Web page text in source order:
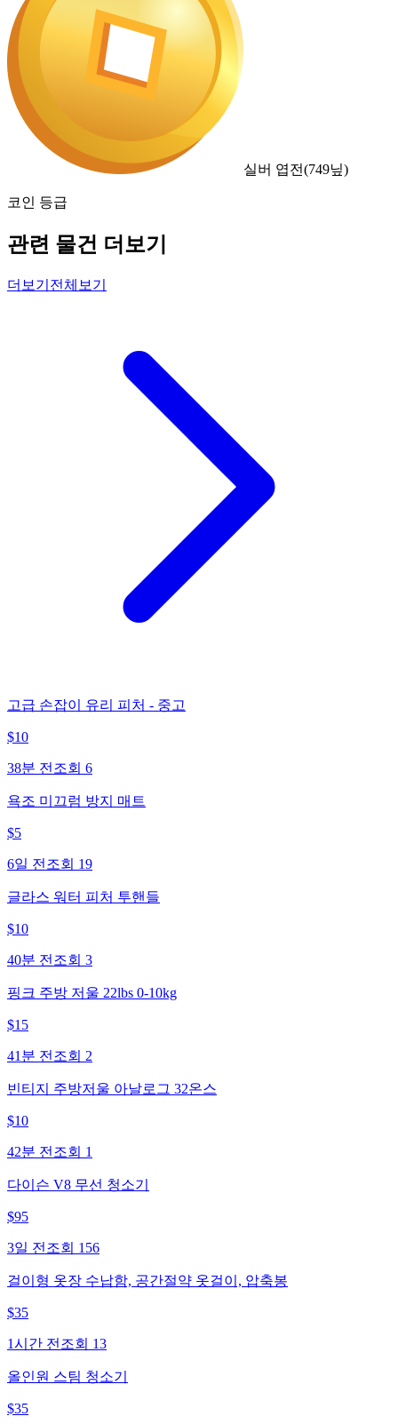
실버 엽전(749닢)
코인 등급
관련 물건 더보기
더보기 전체보기
고급 손잡이 유리 피처 - 중고
$10
38분 전 조회 6
욕조 미끄럼 방지 매트
$5
6일 전 조회 19
글라스 워터 피처 투핸들
$10
40분 전 조회 3
핑크 주방 저울 22lbs 0-10kg
$15
41분 전 조회 2
빈티지 주방저울 아날로그 32온스
$10
42분 전 조회 1
다이슨 V8 무선 청소기
$95
3일 전 조회 156
걸이형 옷장 수납함, 공간절약 옷걸이, 압축봉
$35
1시간 전 조회 13
올인원 스팀 청소기
$35